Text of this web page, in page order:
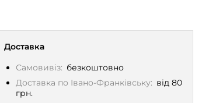
Доставка
Самовивіз: безкоштовно
Доставка по Івано-Франківську: від 80
грн.